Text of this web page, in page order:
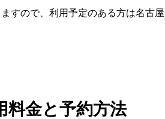
すので、利用予定のある方は名古屋
料金と予約方法